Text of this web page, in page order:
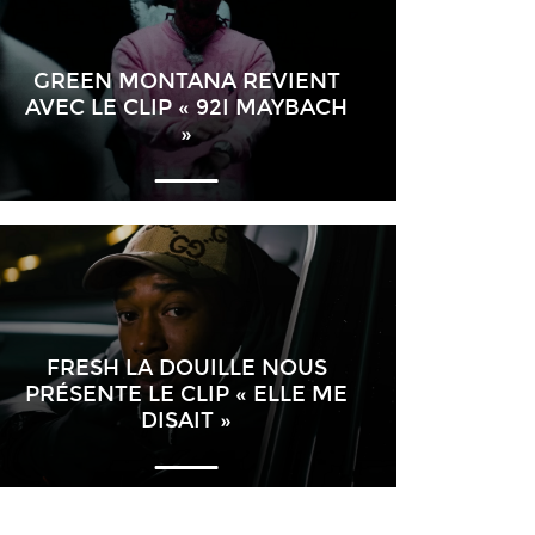
GREEN MONTANA REVIENT
AVEC LE CLIP « 92I MAYBACH
»
FRESH LA DOUILLE NOUS
PRÉSENTE LE CLIP « ELLE ME
DISAIT »